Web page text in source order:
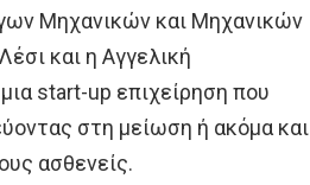
Μηχανικών και Μηχανικών
και η Αγγελική
start-up επιχείρηση που
στη μείωση ή ακόμα και
ασθενείς.